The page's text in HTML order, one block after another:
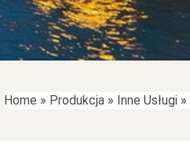
Home » Produkcja » Inne Usługi »